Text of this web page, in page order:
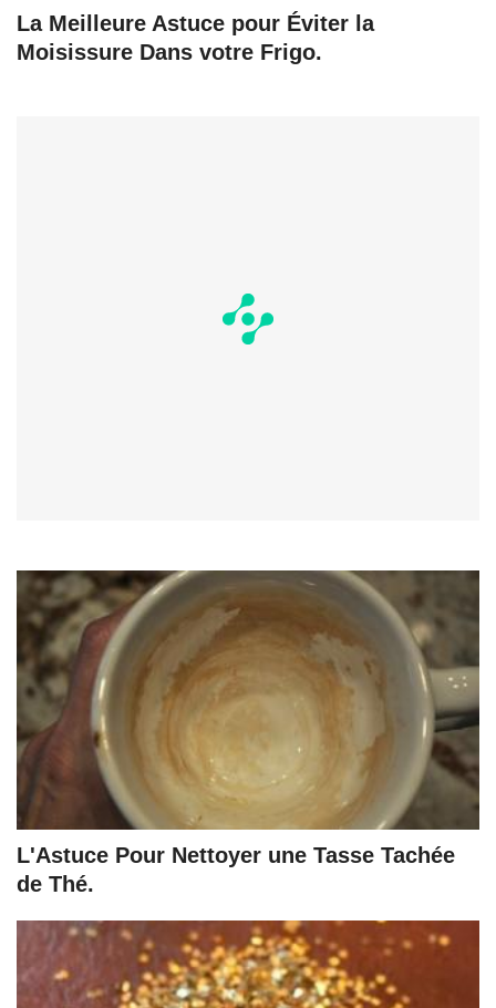
La Meilleure Astuce pour Éviter la
Moisissure Dans votre Frigo.
L'Astuce Pour Nettoyer une Tasse Tachée
de Thé.